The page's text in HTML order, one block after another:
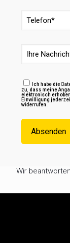
Ich habe die
zu, dass meine
elektronisch
Einwilligung
widerrufen.
Wir